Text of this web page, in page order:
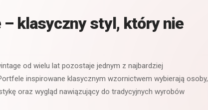
klasyczny styl, który nie
od wielu lat pozostaje jednym z najbardziej
inspirowane klasycznym wzornictwem wybierają osoby,
oraz wygląd nawiązujący do tradycyjnych wyrobów